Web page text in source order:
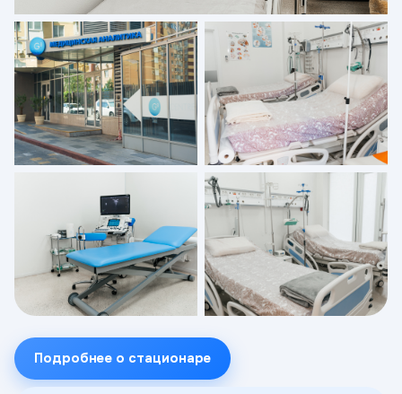
Подробнее о стационаре